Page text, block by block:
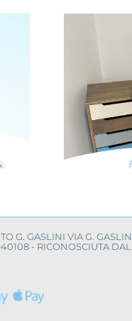
al
un
GASLINI VIA G.
- RICONOSCIUTA